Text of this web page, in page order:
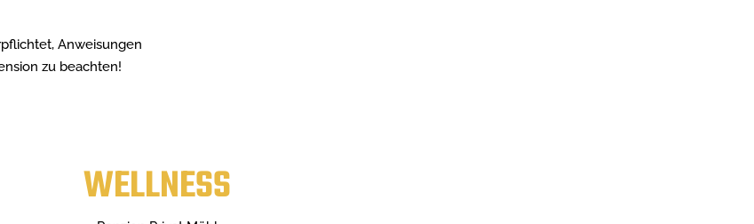
Anweisungen
zu beachten!
WELLNESS